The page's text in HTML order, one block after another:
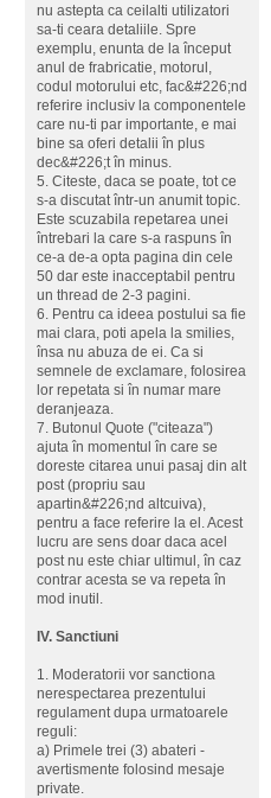
nu astepta ca ceilalti utilizatori
sa-ti ceara detaliile. Spre
exemplu, enunta de la început
anul de frabricatie, motorul,
codul motorului etc, fac&#226;nd
referire inclusiv la componentele
care nu-ti par importante, e mai
bine sa oferi detalii în plus
dec&#226;t în minus.
5. Citeste, daca se poate, tot ce
s-a discutat într-un anumit topic.
Este scuzabila repetarea unei
întrebari la care s-a raspuns în
ce-a de-a opta pagina din cele
50 dar este inacceptabil pentru
un thread de 2-3 pagini.
6. Pentru ca ideea postului sa fie
mai clara, poti apela la smilies,
însa nu abuza de ei. Ca si
semnele de exclamare, folosirea
lor repetata si în numar mare
deranjeaza.
7. Butonul Quote ("citeaza")
ajuta în momentul în care se
doreste citarea unui pasaj din alt
post (propriu sau
apartin&#226;nd altcuiva),
pentru a face referire la el. Acest
lucru are sens doar daca acel
post nu este chiar ultimul, în caz
contrar acesta se va repeta în
mod inutil.
IV. Sanctiuni
1. Moderatorii vor sanctiona
nerespectarea prezentului
regulament dupa urmatoarele
reguli:
a) Primele trei (3) abateri -
avertismente folosind mesaje
private.